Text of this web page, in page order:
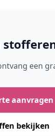
een
aanvragen
bekijken